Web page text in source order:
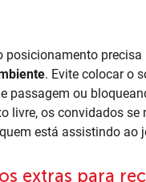
posicionamento precisa
. Evite colocar o
passagem ou
livre, os convidados se
está assistindo ao
extras para